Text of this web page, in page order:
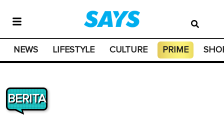
NEWS LIFESTYLE CULTURE PRIME
BERITA